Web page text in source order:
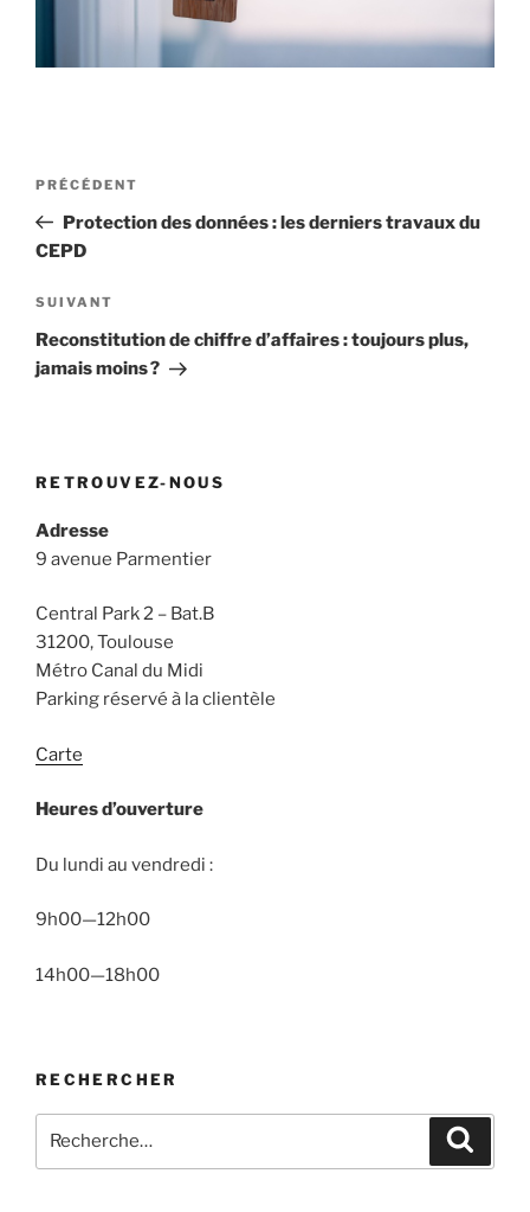
Navigation
l’article
Article
précédent
PRÉCÉDENT
Protection des données : les derniers travaux du
CEPD
Article
suivant
SUIVANT
Reconstitution de chiffre d’affaires : toujours plus,
jamais moins ?
RETROUVEZ-NOUS
Adresse
9 avenue Parmentier
Central Park 2 – Bat.B
31200, Toulouse
Métro Canal du Midi
Parking réservé à la clientèle
Carte
Heures d’ouverture
Du lundi au vendredi :
9h00—12h00
14h00—18h00
RECHERCHER
pour